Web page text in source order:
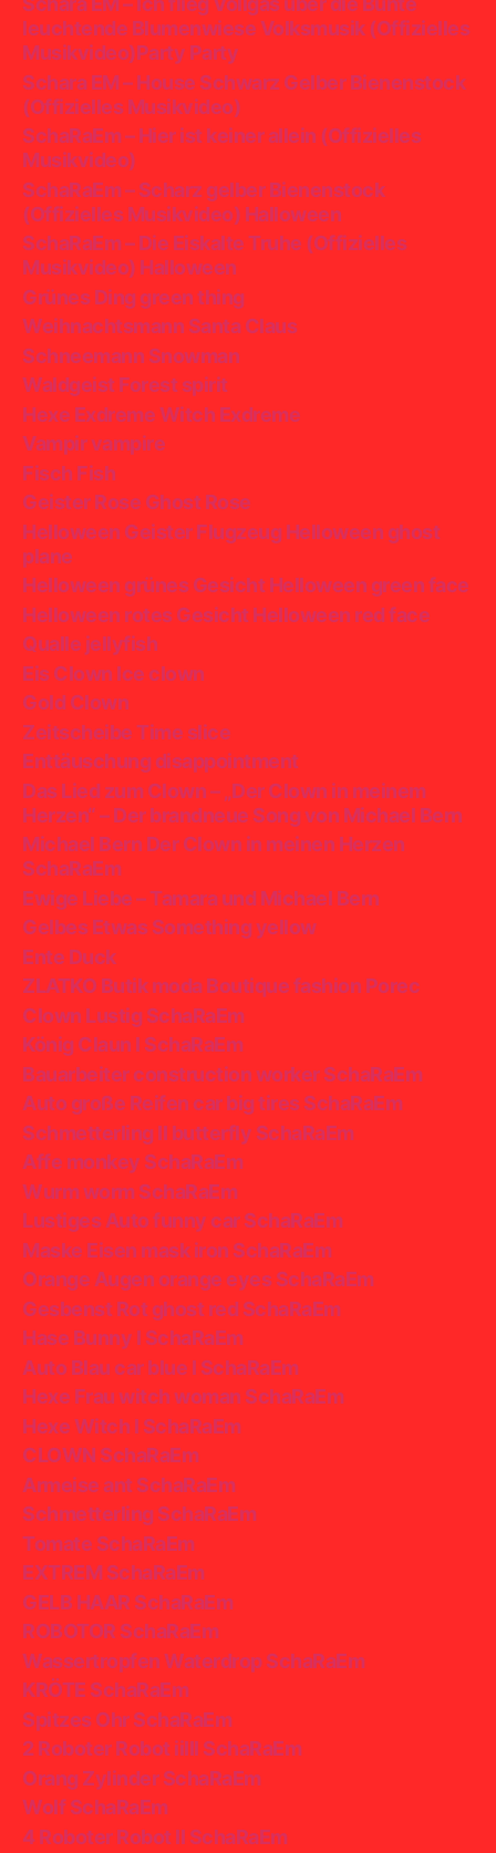
leuchtende Blumenwiese Volksmusik (Offizielles
Musikvideo)Party Party
Schara EM – House Schwarz Gelber Bienenstock
(Offizielles Musikvideo)
SchaRaEm – Hier ist keiner allein (Offizielles
Musikvideo)
SchaRaEm – Scharz gelber Bienenstock
(Offizielles Musikvideo) Halloween
SchaRaEm – Die Eiskalte Truhe (Offizielles
Musikvideo) Halloween
Grünes Ding green thing
Weihnachtsmann Santa Claus
Schneemann Snowman
Waldgeist Forest spirit
Hexe Exdreme Witch Exdreme
Vampir vampire
Fisch Fish
Geister Rose Ghost Rose
Helloween Geister Flugzeug Helloween ghost
plane
Helloween grünes Gesicht Helloween green face
Helloween rotes Gesicht Helloween red face
Qualle jellyfish
Eis Clown Ice clown
Gold Clown
Zeitscheibe Time slice
Enttäuschung disappointment
Das Lied zum Clown – „Der Clown in meinem
Herzen“ – Der brandneue Song von Michael Bern
Michael Bern Der Clown in meinen Herzen
SchaRaEm
Ewige Liebe – Tamara und Michael Bern
Gelbes Etwas Something yellow
Ente Duck
ZLATKO Butik moda Boutique fashion Porec
Clown Lustig SchaRaEm
König Claun I SchaRaEm
Bauarbeiter construction worker SchaRaEm
Auto große Reifen car big tires SchaRaEm
Schmetterling II butterfly SchaRaEm
Affe monkey SchaRaEm
Wurm worm SchaRaEm
Lustiges Auto funny car SchaRaEm
Maske Eisen mask iron SchaRaEm
Orange Augen orange eyes SchaRaEm
Gesbenst Rot ghost red SchaRaEm
Hase Bunny I SchaRaEm
Auto Blau car blue I SchaRaEm
Hexe Frau witch woman SchaRaEm
Hexe Witch I SchaRaEm
CLOWN SchaRaEm
Armeise ant SchaRaEm
Schmetterling SchaRaEm
Tomate SchaRaEm
EXTREM SchaRaEm
GELB HAAR SchaRaEm
ROBOTOR SchaRaEm
Wassertropfen Waterdrop SchaRaEm
KRÖTE SchaRaEm
Spitzes Ohr SchaRaEm
2 Roboter Robot iiIII SchaRaEm
Orang Zylinder SchaRaEm
Wolf SchaRaEm
4 Roboter Robot II SchaRaEm